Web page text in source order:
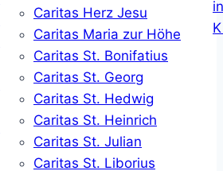
Caritas Herz Jesu
Caritas Maria zur Höhe
Caritas St. Bonifatius
Caritas St. Georg
Caritas St. Hedwig
Caritas St. Heinrich
Caritas St. Julian
Caritas St. Liborius